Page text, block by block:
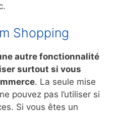
Shopping
autre fonctionnalité
surtout si vous
. La seule mise
pouvez pas l’utiliser si
Si vous êtes un